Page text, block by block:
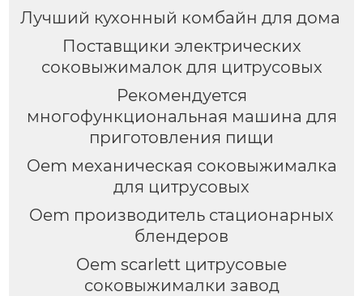
Лучший кухонный комбайн для дома
Поставщики электрических
соковыжималок для цитрусовых
Рекомендуется
многофункциональная машина для
приготовления пищи
Oem механическая соковыжималка
для цитрусовых
Oem производитель стационарных
блендеров
Oem scarlett цитрусовые
соковыжималки завод